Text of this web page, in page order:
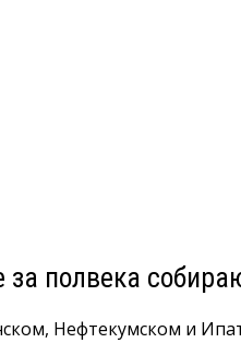
полвека
Нефтекумском и